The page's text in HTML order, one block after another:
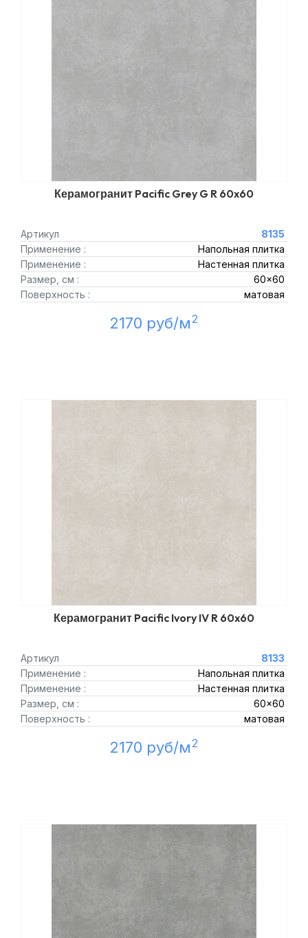
Керамогранит Pacific Grey G R 60x60
Артикул
8135
Применение :
Напольная плитка
Применение :
Настенная плитка
Размер, см :
60x60
Поверхность :
матовая
2170 руб/м2
Керамогранит Pacific Ivory IV R 60x60
Артикул
8133
Применение :
Напольная плитка
Применение :
Настенная плитка
Размер, см :
60x60
Поверхность :
матовая
2170 руб/м2